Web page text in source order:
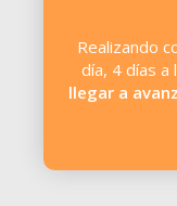
Realizando
día, 4 días a
llegar a